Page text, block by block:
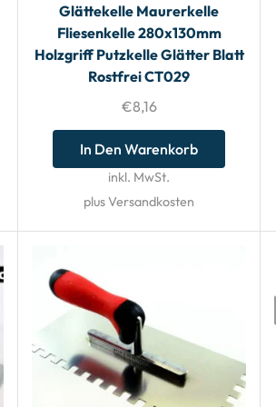
Glättekelle Maurerkelle
Fliesenkelle 280x130mm
Holzgriff Putzkelle Glätter Blatt
Rostfrei CT029
€8,16
In Den Warenkorb
inkl. MwSt.
plus Versandkosten